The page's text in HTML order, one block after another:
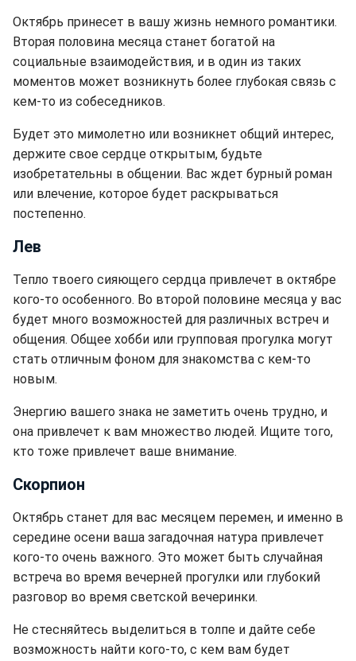
Октябрь принесет в вашу жизнь немного романтики.
Вторая половина месяца станет богатой на
социальные взаимодействия, и в один из таких
моментов может возникнуть более глубокая связь с
кем-то из собеседников.
Будет это мимолетно или возникнет общий интерес,
держите свое сердце открытым, будьте
изобретательны в общении. Вас ждет бурный роман
или влечение, которое будет раскрываться
постепенно.
Лев
Тепло твоего сияющего сердца привлечет в октябре
кого-то особенного. Во второй половине месяца у вас
будет много возможностей для различных встреч и
общения. Общее хобби или групповая прогулка могут
стать отличным фоном для знакомства с кем-то
новым.
Энергию вашего знака не заметить очень трудно, и
она привлечет к вам множество людей. Ищите того,
кто тоже привлечет ваше внимание.
Скорпион
Октябрь станет для вас месяцем перемен, и именно в
середине осени ваша загадочная натура привлечет
кого-то очень важного. Это может быть случайная
встреча во время вечерней прогулки или глубокий
разговор во время светской вечеринки.
Не стесняйтесь выделиться в толпе и дайте себе
возможность найти кого-то, с кем вам будет